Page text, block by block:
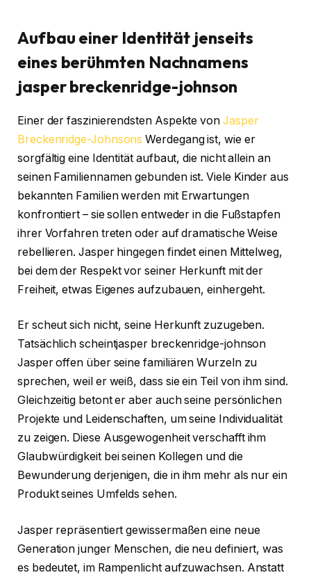
Aufbau einer Identität jenseits
eines berühmten Nachnamens
jasper breckenridge-johnson
Einer der faszinierendsten Aspekte von Jasper
Breckenridge-Johnsons Werdegang ist, wie er
sorgfältig eine Identität aufbaut, die nicht allein an
seinen Familiennamen gebunden ist. Viele Kinder aus
bekannten Familien werden mit Erwartungen
konfrontiert – sie sollen entweder in die Fußstapfen
ihrer Vorfahren treten oder auf dramatische Weise
rebellieren. Jasper hingegen findet einen Mittelweg,
bei dem der Respekt vor seiner Herkunft mit der
Freiheit, etwas Eigenes aufzubauen, einhergeht.
Er scheut sich nicht, seine Herkunft zuzugeben.
Tatsächlich scheintjasper breckenridge-johnson
Jasper offen über seine familiären Wurzeln zu
sprechen, weil er weiß, dass sie ein Teil von ihm sind.
Gleichzeitig betont er aber auch seine persönlichen
Projekte und Leidenschaften, um seine Individualität
zu zeigen. Diese Ausgewogenheit verschafft ihm
Glaubwürdigkeit bei seinen Kollegen und die
Bewunderung derjenigen, die in ihm mehr als nur ein
Produkt seines Umfelds sehen.
Jasper repräsentiert gewissermaßen eine neue
Generation junger Menschen, die neu definiert, was
es bedeutet, im Rampenlicht aufzuwachsen. Anstatt